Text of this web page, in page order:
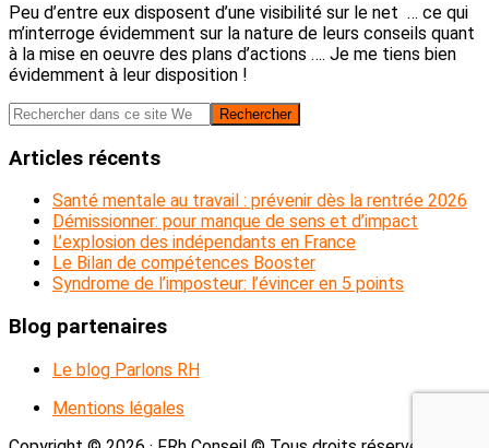
Peu d’entre eux disposent d’une visibilité sur le net … ce qui
m’interroge évidemment sur la nature de leurs conseils quant
à la mise en oeuvre des plans d’actions …. Je me tiens bien
évidemment à leur disposition !
Barre
latérale
Rechercher
dans
ce
Web
Articles récents
Santé mentale au travail : prévenir dès la rentrée 2026
Démissionner: pour manque de sens et d’impact
L’explosion des indépendants en France
Le Bilan de compétences Booster
Syndrome de l’imposteur: l’évincer en 5 points
Blog partenaires
Le blog Parlons RH
Mentions légales